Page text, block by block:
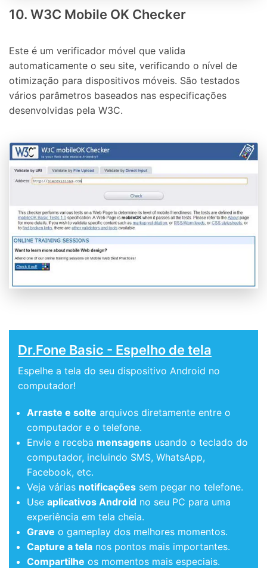
10. W3C Mobile OK Checker
Este é um verificador móvel que valida
automaticamente o seu site, verificando o nível de
otimização para dispositivos móveis. São testados
vários parâmetros baseados nas especificações
desenvolvidas pela W3C.
Dr.Fone Basic - Espelho de tela
Espelhe a tela do seu dispositivo Android no
computador!
Arraste e solte arquivos diretamente entre o
computador e o telefone.
Envie e receba mensagens usando o teclado do
computador, incluindo SMS, WhatsApp,
Facebook, etc.
Veja várias notificações sem pegar no telefone.
Use aplicativos Android no seu PC para uma
experiência em tela cheia.
Grave o gameplay dos melhores momentos.
Capture a tela nos pontos mais importantes.
Compartilhe os momentos mais especiais.